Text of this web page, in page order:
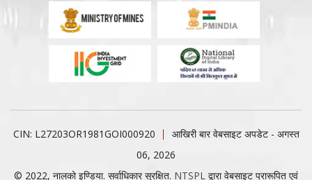
CIN: L27203OR1981GOI000920
आखिरी बार वेबसाइट अपडेट - अगस्त
06, 2026
© 2022, नालको इण्डिया. सर्वाधिकार सुरक्षित. NTSPL द्वारा वेबसाइट प्रारूपित एवं